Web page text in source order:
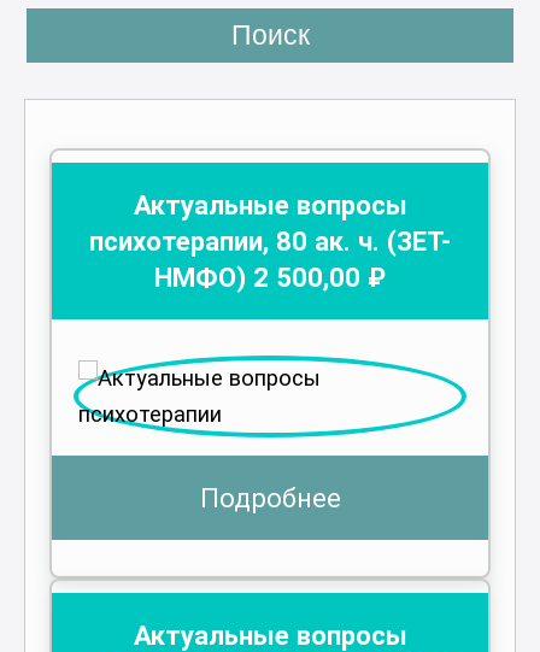
Поиск
Актуальные вопросы
психотерапии, 80 ак. ч. (ЗЕТ-
НМФО) 2 500,00 ₽
Подробнее
Актуальные вопросы